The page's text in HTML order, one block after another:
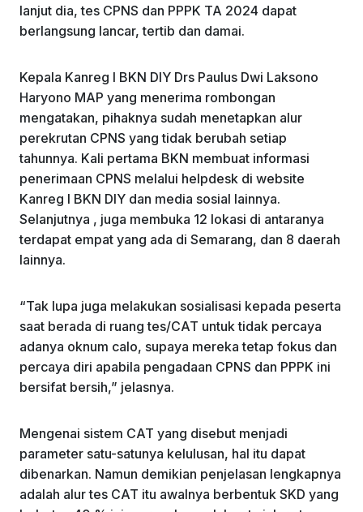
lanjut dia, tes CPNS dan PPPK TA 2024 dapat
berlangsung lancar, tertib dan damai.
Kepala Kanreg I BKN DIY Drs Paulus Dwi Laksono
Haryono MAP yang menerima rombongan
mengatakan, pihaknya sudah menetapkan alur
perekrutan CPNS yang tidak berubah setiap
tahunnya. Kali pertama BKN membuat informasi
penerimaan CPNS melalui helpdesk di website
Kanreg I BKN DIY dan media sosial lainnya.
Selanjutnya , juga membuka 12 lokasi di antaranya
terdapat empat yang ada di Semarang, dan 8 daerah
lainnya.
“Tak lupa juga melakukan sosialisasi kepada peserta
saat berada di ruang tes/CAT untuk tidak percaya
adanya oknum calo, supaya mereka tetap fokus dan
percaya diri apabila pengadaan CPNS dan PPPK ini
bersifat bersih,” jelasnya.
Mengenai sistem CAT yang disebut menjadi
parameter satu-satunya kelulusan, hal itu dapat
dibenarkan. Namun demikian penjelasan lengkapnya
adalah alur tes CAT itu awalnya berbentuk SKD yang